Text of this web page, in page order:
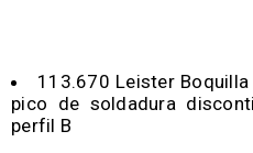
113.670 Leister
pico de soldadura
perfil B